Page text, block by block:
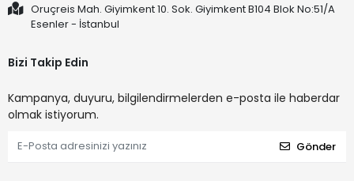
Oruçreis Mah. Giyimkent 10. Sok. Giyimkent B104 Blok No:51/A
Esenler - İstanbul
Bizi Takip Edin
Kampanya, duyuru, bilgilendirmelerden e-posta ile haberdar
olmak istiyorum.
Gönder